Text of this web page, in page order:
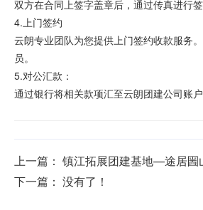
双方在合同上签字盖章后，通过传真进行
4.上门签约
云朗专业团队为您提供上门签约收款服务
员。
5.对公汇款：
通过银行将相关款项汇至云朗团建公司账
上一篇： 镇江拓展团建基地—途居圌
下一篇： 没有了！